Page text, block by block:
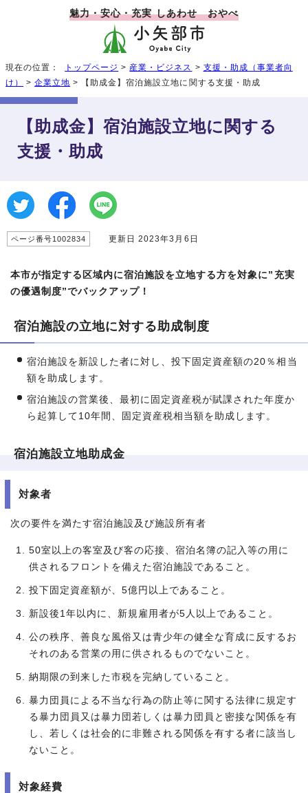
魅力・安心・充実 しあわせ おやべ
現在の位置： トップページ > 産業・ビジネス > 支援・助成（事業者向
け）
>企業立地 > 【助成金】宿泊施設立地に関する支援・助成
【助成金】宿泊施設立地に関する
支援・助成
ページ番号1002834 更新日 2023年3月6日
本市が指定する区域内に宿泊施設を立地する方を対象に”充実
の優遇制度”でバックアップ！
宿泊施設の立地に対する助成制度
宿泊施設を新設した者に対し、投下固定資産額の20％相当
額を助成します。
宿泊施設の営業後、最初に固定資産税が賦課された年度か
ら起算して10年間、固定資産税相当額を助成します。
宿泊施設立地助成金
対象者
次の要件を満たす宿泊施設及び施設所有者
50室以上の客室及び客の応接、宿泊名簿の記入等の用に
供されるフロントを備えた宿泊施設であること。
投下固定資産額が、5億円以上であること。
新設後1年以内に、新規雇用者が5人以上であること。
公の秩序、善良な風俗又は青少年の健全な育成に反するお
それのある営業の用に供されるものでないこと。
納期限の到来した市税を完納していること。
暴力団員による不当な行為の防止等に関する法律に規定す
る暴力団員又は暴力団若しくは暴力団員と密接な関係を有
し、若しくは社会的に非難される関係を有する者に該当し
ないこと。
対象経費